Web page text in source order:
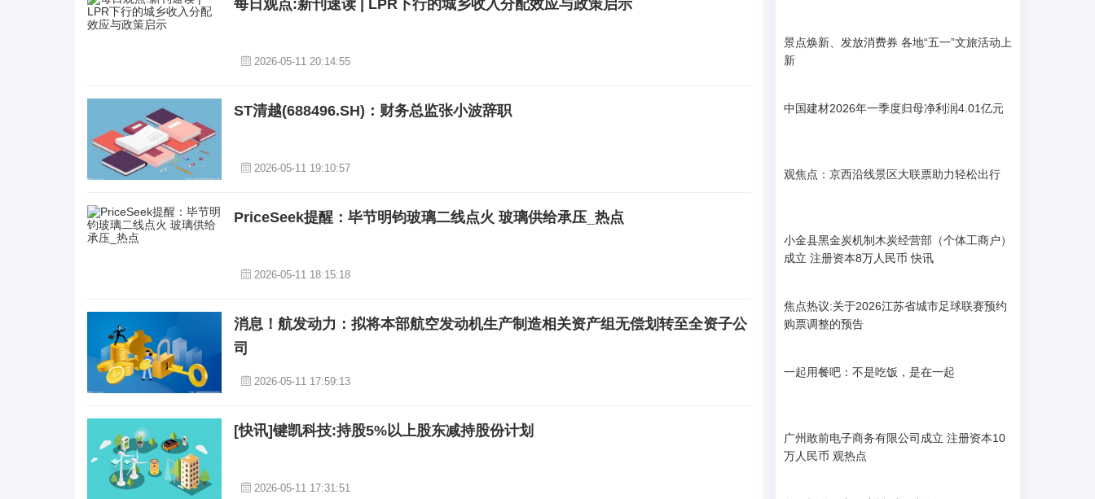
每日观点:新刊速读 | LPR下行的城乡收入分配效应与政策启示
2026-05-11 20:14:55
ST清越(688496.SH)：财务总监张小波辞职
2026-05-11 19:10:57
PriceSeek提醒：毕节明钧玻璃二线点火 玻璃供给承压_热点
2026-05-11 18:15:18
消息！航发动力：拟将本部航空发动机生产制造相关资产组无偿划转至全资子公
司
2026-05-11 17:59:13
[快讯]键凯科技:持股5%以上股东减持股份计划
2026-05-11 17:31:51
景点焕新、发放消费券 各地“五一”文旅活动上
新
中国建材2026年一季度归母净利润4.01亿元
观焦点：京西沿线景区大联票助力轻松出行
小金县黑金炭机制木炭经营部（个体工商户）
成立 注册资本8万人民币 快讯
焦点热议:关于2026江苏省城市足球联赛预约
购票调整的预告
一起用餐吧：不是吃饭，是在一起
广州敢前电子商务有限公司成立 注册资本10
万人民币 观热点